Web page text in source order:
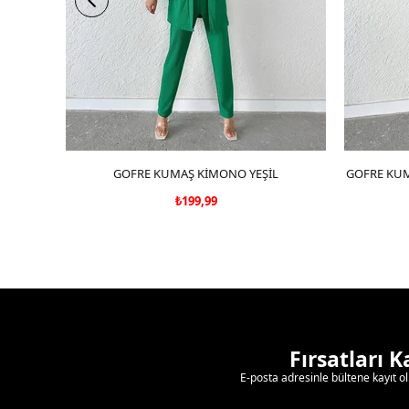
SEPETE EKLE
GOFRE KUMAŞ KİMONO YEŞİL
₺199,99
GOFRE
Fırsatları
E-posta adresinle bültene kayıt